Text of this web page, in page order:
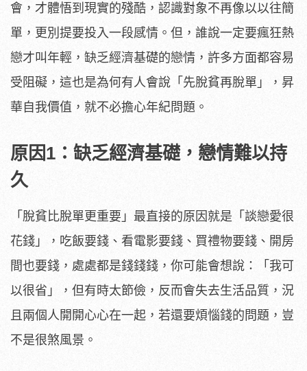
會，才體悟到現實的殘酷，認識對象不再像以以往簡
單，更別提要投入一段感情。但，誰說一定要瘋狂熱
戀才叫年輕，缺乏經濟基礎的戀情，許多方面都容易
受阻礙，這也是為何有人會說「先脫貧再脫單」，昇
華自我價值，就不必擔心年紀問題。
原因1：缺乏經濟基礎，戀情難以持
久
「脫貧比脫單更重要」最直接的原因就是「談戀愛很
花錢」，吃飯要錢、看電影要錢、買禮物要錢、開房
間也要錢，處處都是錢錢錢，你可能會想說：「我可
以很省」，但有時太節儉，反而會失去生活品質，況
且兩個人開開心心在一起，若還要煩惱錢的問題，豈
不是很煞風景。